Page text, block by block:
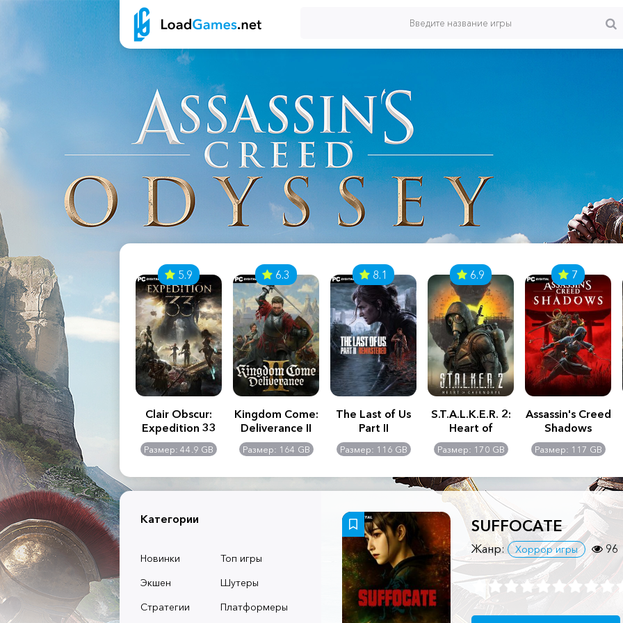
2:
-
GB
Assassin's Creed
Shadows
Размер: 117 GB
5.9
Clair Obscur:
Expedition 33
Размер: 44.9 GB
6.3
Kingdom Come:
Deliverance II
Размер: 164 GB
8.1
The Last of Us
Part II
Remastered
Размер: 116 GB
6.9
S.T.A.L.K.E.R. 2:
Heart of
Chernobyl -
Ultimate Edition
Размер: 170 GB
7
Assassin's Creed
Shadows
Размер: 117 GB
Категории
Новинки
Топ игры
Экшен
Шутеры
Стратегии
Платформеры
SUFFOCATE
Жанр: Хоррор игры 96